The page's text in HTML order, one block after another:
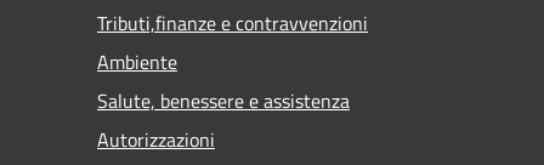
Tributi,finanze e contravvenzioni
Ambiente
Salute, benessere e assistenza
Autorizzazioni